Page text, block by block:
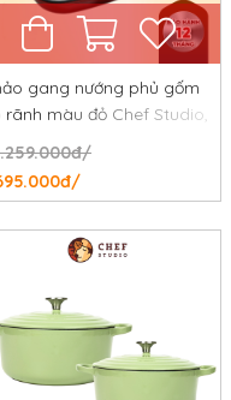
gang nướng phủ gốm
rãnh màu đỏ Chef Studio,
kính 24 cm